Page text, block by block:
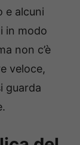
e alcuni
in modo
non c’è
veloce,
guarda